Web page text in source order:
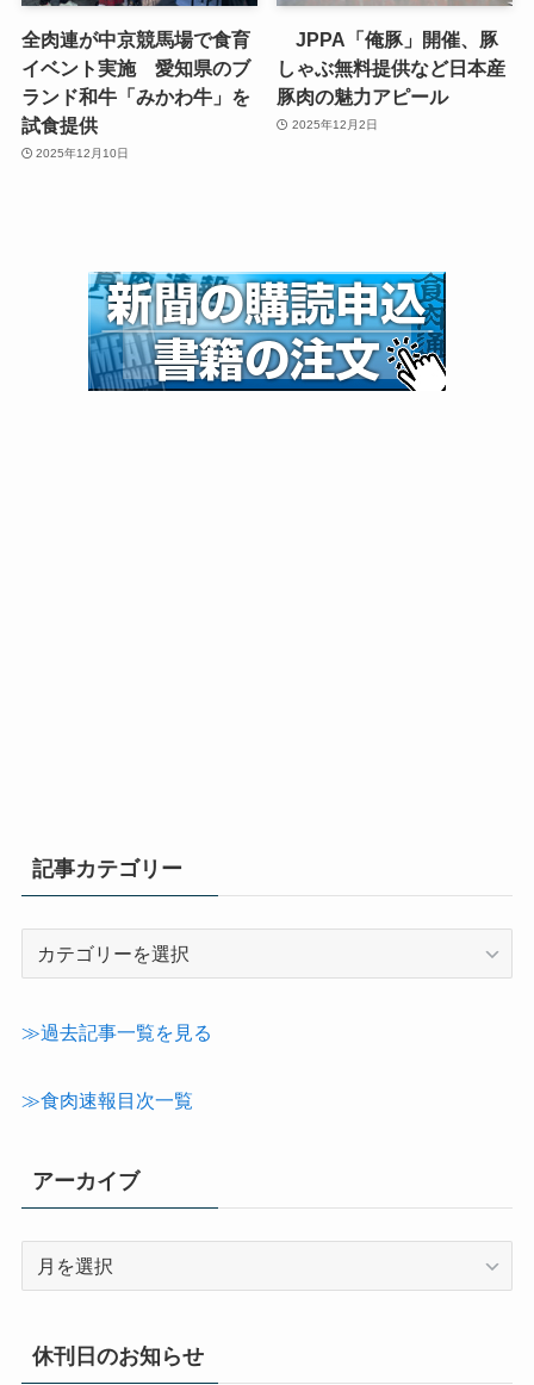
全肉連が中京競馬場で食育
イベント実施 愛知県のブ
ランド和牛「みかわ牛」を
試食提供
2025年12月10日
JPPA「俺豚」開催、豚
しゃぶ無料提供など日本産
豚肉の魅力アピール
2025年12月2日
記事カテゴリー
テ
≫過去記事一覧を見る
≫食肉速報目次一覧
アーカイブ
イ
ブ
休刊日のお知らせ